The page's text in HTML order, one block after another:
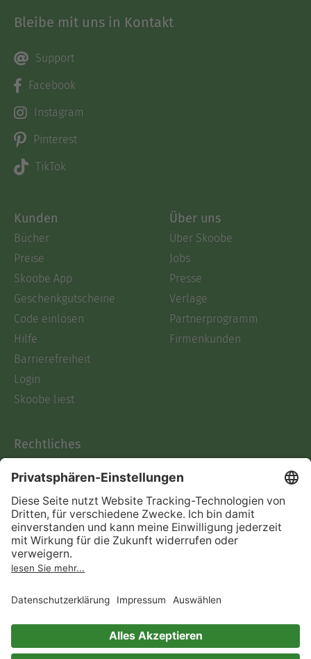
Bleibe mit uns in Kontakt
Support
Facebook
Instagram
Pinterest
TikTok
Kunden
Bücher
Preise
Skoobe App
Geschenkgutscheine
Code einlösen
Hilfe
Barrierefreiheit
Login
Skoobe liest
Über uns
Über Skoobe
Jobs
Presse
Verlage
Partnerprogramm
Firmenkunden
Rechtliches
AGB
Informationen nach Data
Act
Verträge hier kündigen
Impressum
Immer ein gutes Buch